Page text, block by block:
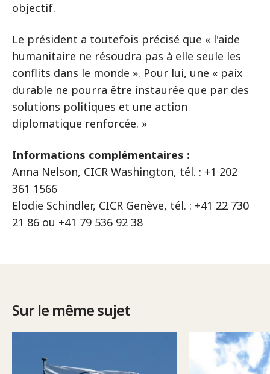
objectif.
Le président a toutefois précisé que « l'aide
humanitaire ne résoudra pas à elle seule les
conflits dans le monde ». Pour lui, une « paix
durable ne pourra être instaurée que par des
solutions politiques et une action
diplomatique renforcée. »
Informations complémentaires :
Anna Nelson, CICR Washington, tél. : +1 202
361 1566
Elodie Schindler, CICR Genève, tél. : +41 22 730
21 86 ou +41 79 536 92 38
Sur le même sujet